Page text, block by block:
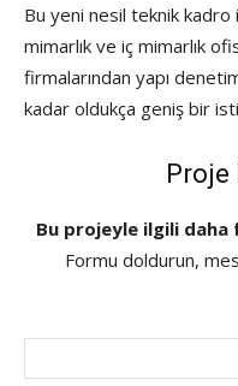
Bu yeni nesil teknik
mimarlık ve iç mimarlık
firmalarından yapı
kadar oldukça geniş bir
Proje
Bu projeyle ilgili daha
Formu doldurun,